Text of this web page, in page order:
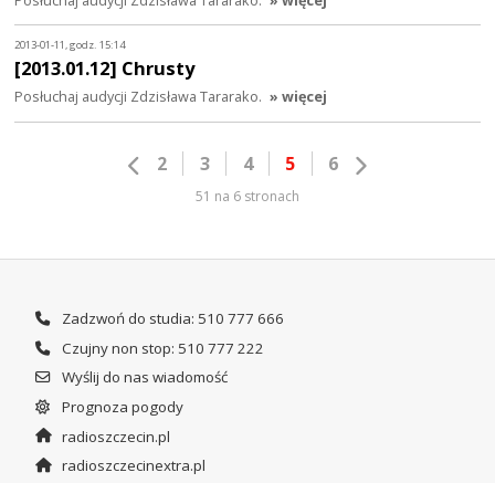
2013-01-11, godz. 15:14
[2013.01.12] Chrusty
Posłuchaj audycji Zdzisława Tararako. » więcej
2 3 4 5 6
51 na 6 stronach
Zadzwoń do studia: 510 777 666
Czujny non stop: 510 777 222
Wyślij do nas wiadomość
Prognoza pogody
radioszczecin.pl
radioszczecinextra.pl